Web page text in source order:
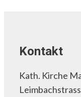
Kontakt
Kath. Kirche